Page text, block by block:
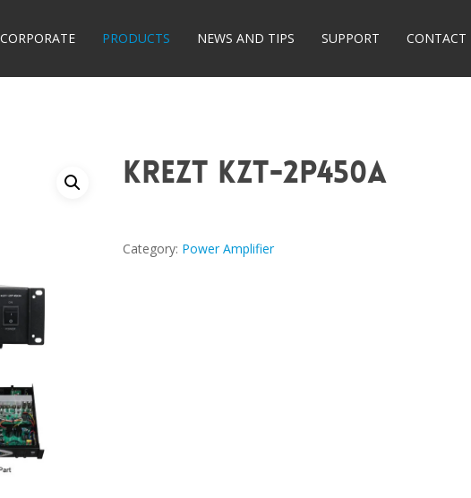
CORPORATE PRODUCTS NEWS AND TIPS SUPPORT CONTACT
KREZT KZT-2P450A
Category: Power Amplifier